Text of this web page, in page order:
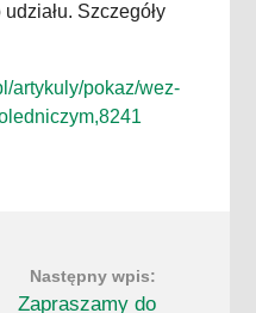
Szczegóły
artykuly/pokaz/wez-
Zapraszamy do